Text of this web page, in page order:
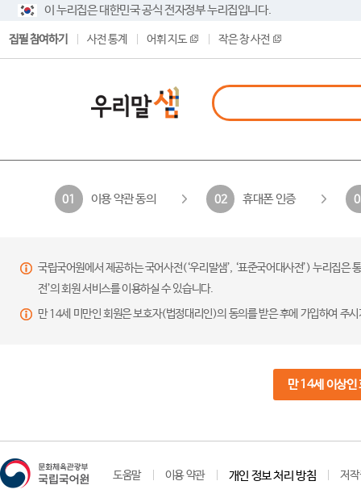
이 누리집은 대한민국 공식 전자정부 누리집입니다.
집필 참여하기 사전 통계 어휘 지도 작은 창 사전
01 이용 약관 동의 02 휴대폰 인증
국립국어원에서 제공하는 국어사전(‘우리말샘’, ‘표준국어대사전’) 누리집
전’의 회원 서비스를 이용하실 수 있습니다.
만 14세 미만인 회원은 보호자(법정대리인)의 동의를 받은 후에 가입하여 주
만 14세 이상인
도움말 이용 약관 개인 정보 처리 방침 저